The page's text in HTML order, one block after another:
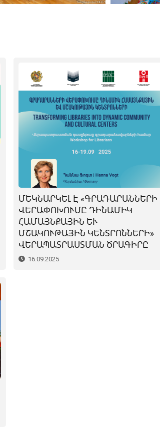
ՄԵԿՆԱՐԿԵԼ Է «ԳՐԱԴԱՐԱՆՆԵՐԻ
ՎԵՐԱՓՈԽՈՒՄԸ ԴԻՆԱՄԻԿ
ՀԱՄԱՅՆՔԱՅԻՆ ԵՒ
ՄՇԱԿՈՒԹԱՅԻՆ ԿԵՆՏՐՈՆՆԵՐԻ»
ՎԵՐԱՊԱՏՐԱՍՏՄԱՆ ԾՐԱԳԻՐԸ
16.09.2025